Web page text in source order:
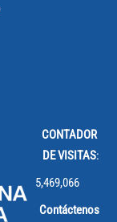
CONTADOR
DE VISITAS:
5,469,066
Contáctenos